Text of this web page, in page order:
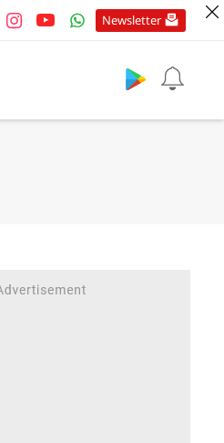
Newsletter